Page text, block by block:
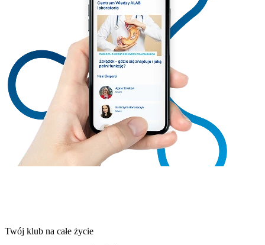
Twój klub na całe życie